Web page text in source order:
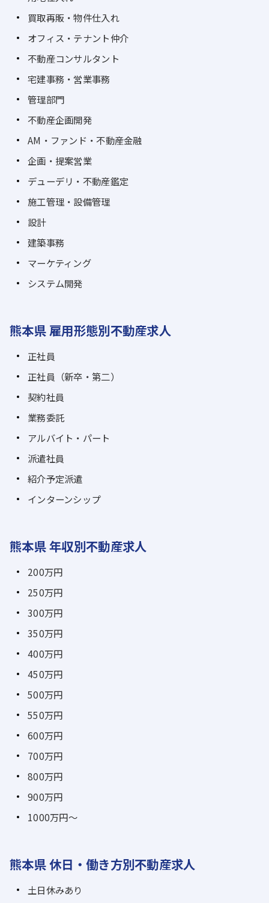
買取再販・物件仕入れ
オフィス・テナント仲介
不動産コンサルタント
宅建事務・営業事務
管理部門
不動産企画開発
AM・ファンド・不動産金融
企画・提案営業
デューデリ・不動産鑑定
施工管理・設備管理
設計
建築事務
マーケティング
システム開発
熊本県 雇用形態別不動産求人
正社員
正社員（新卒・第二）
契約社員
業務委託
アルバイト・パート
派遣社員
紹介予定派遣
インターンシップ
熊本県 年収別不動産求人
200万円
250万円
300万円
350万円
400万円
450万円
500万円
550万円
600万円
700万円
800万円
900万円
1000万円～
熊本県 休日・働き方別不動産求人
土日休みあり